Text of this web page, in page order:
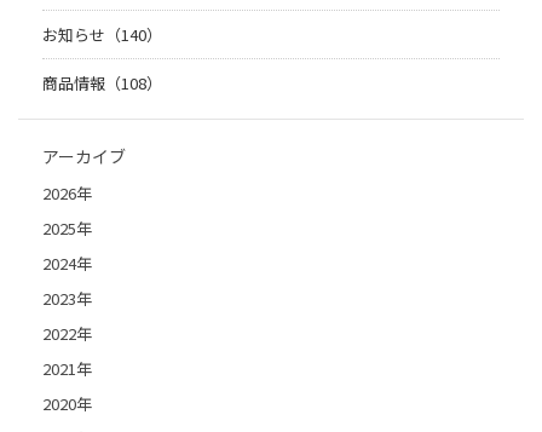
お知らせ（140）
商品情報（108）
アーカイブ
2026年
2025年
2024年
2023年
2022年
2021年
2020年